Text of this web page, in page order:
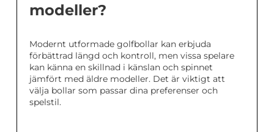
modeller?
Modernt utformade golfbollar kan erbjuda
förbättrad längd och kontroll, men vissa spelare
kan känna en skillnad i känslan och spinnet
jämfört med äldre modeller. Det är viktigt att
välja bollar som passar dina preferenser och
spelstil.